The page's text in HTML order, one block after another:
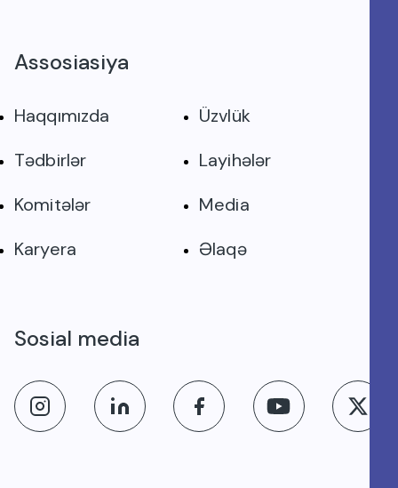
Assosiasiya
Haqqımızda
Üzvlük
Tədbirlər
Layihələr
Komitələr
Media
Karyera
Əlaqə
Sosial media